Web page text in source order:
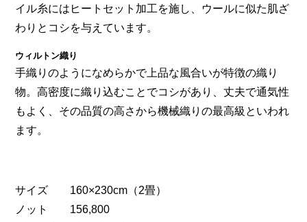
イル糸にはヒートセット加工を施し、ウールに似た肌ざ
わりとコシを与えています。
ウィルトン織り
手織りのようになめらかで上品な風合いが特徴の織り
物。高密度に織り込むことでコシがあり、丈夫で通気性
もよく、その品質の高さから機械織りの最高級といわれ
ます。
サイズ 160×230cm（2畳）
ノット 156,800